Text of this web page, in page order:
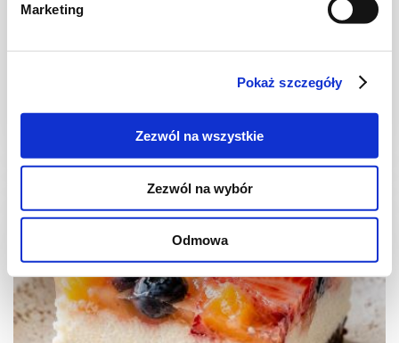
Marketing
Pokaż szczegóły
Zezwól na wszystkie
Zezwól na wybór
Odmowa
NALEŚNIKI I PLACKI
2216 kcal